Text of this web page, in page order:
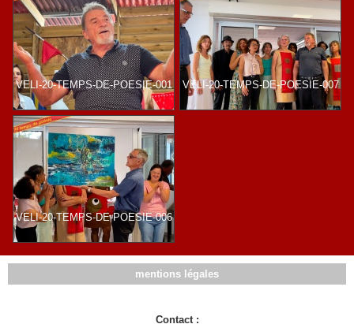
VELI-20-TEMPS-DE-POESIE-001 VELI-20-TEMPS-DE-POESIE-007
VELI-20-TEMPS-DE-POESIE-006
mentions légales
Contact :